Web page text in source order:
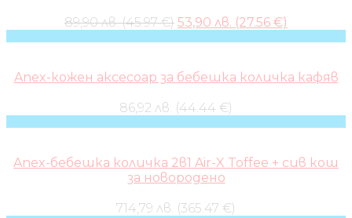
89,90 лв. (45.97 €) Original
53,90 лв. (27.56 €)
Anex-кожен аксесоар за бебешка количка кафяв
86,92 лв. (44.44 €)
Anex-бебешка количка 2в1 Air-X Toffee + сив кош
за новородено
714,79 лв. (365.47 €)